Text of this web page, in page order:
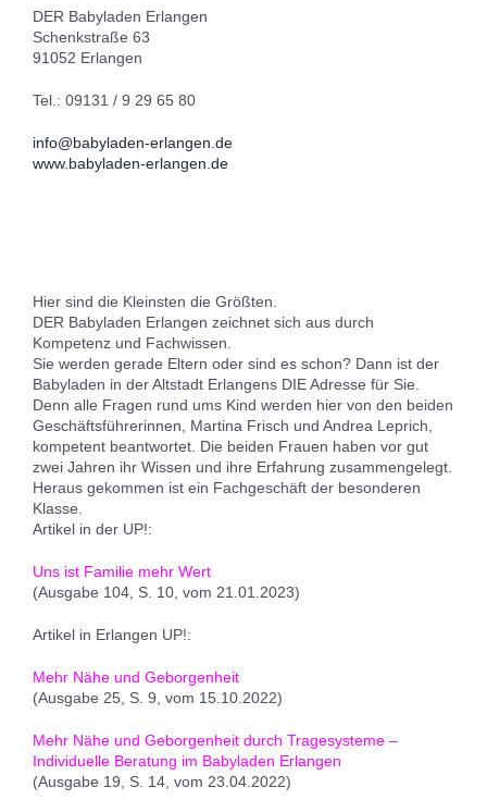
DER Babyladen Erlangen
Schenkstraße 63
91052 Erlangen
Tel.: 09131 / 9 29 65 80
info@babyladen-erlangen.de
www.babyladen-erlangen.de
Hier sind die Kleinsten die Größten.
DER Babyladen Erlangen zeichnet sich aus durch
Kompetenz und Fachwissen.
Sie werden gerade Eltern oder sind es schon? Dann ist der
Babyladen in der Altstadt Erlangens DIE Adresse für Sie.
Denn alle Fragen rund ums Kind werden hier von den beiden
Geschäftsführerinnen, Martina Frisch und Andrea Leprich,
kompetent beantwortet. Die beiden Frauen haben vor gut
zwei Jahren ihr Wissen und ihre Erfahrung zusammengelegt.
Heraus gekommen ist ein Fachgeschäft der besonderen
Klasse.
Artikel in der UP!:
Uns ist Familie mehr Wert
(Ausgabe 104, S. 10, vom 21.01.2023)
Artikel in Erlangen UP!:
Mehr Nähe und Geborgenheit
(Ausgabe 25, S. 9, vom 15.10.2022)
Mehr Nähe und Geborgenheit durch Tragesysteme –
Individuelle Beratung im Babyladen Erlangen
(Ausgabe 19, S. 14, vom 23.04.2022)